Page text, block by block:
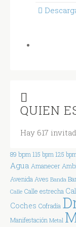
QUIEN
Hay 617
89 bpm 115 bpm 125
Agua Amanecer
Avenida Aves Banda
Calle Calle estrecha
Coches Cofradía
Manifestación Metal